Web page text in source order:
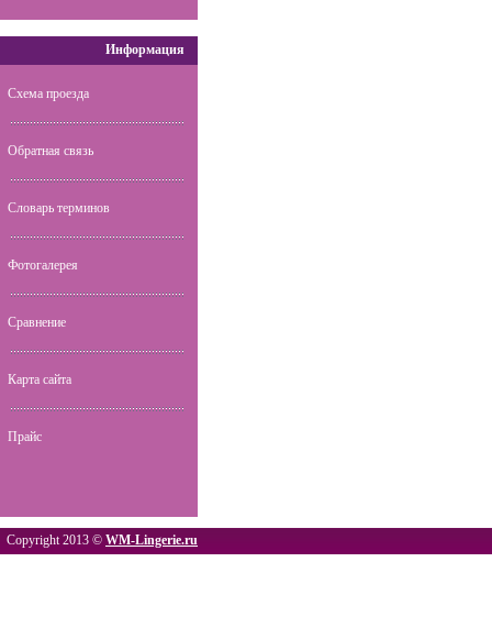
Информация
Схема проезда
Обратная связь
Словарь терминов
Фотогалерея
Сравнение
Карта сайта
Прайс
Copyright 2013 © WM-Lingerie.ru